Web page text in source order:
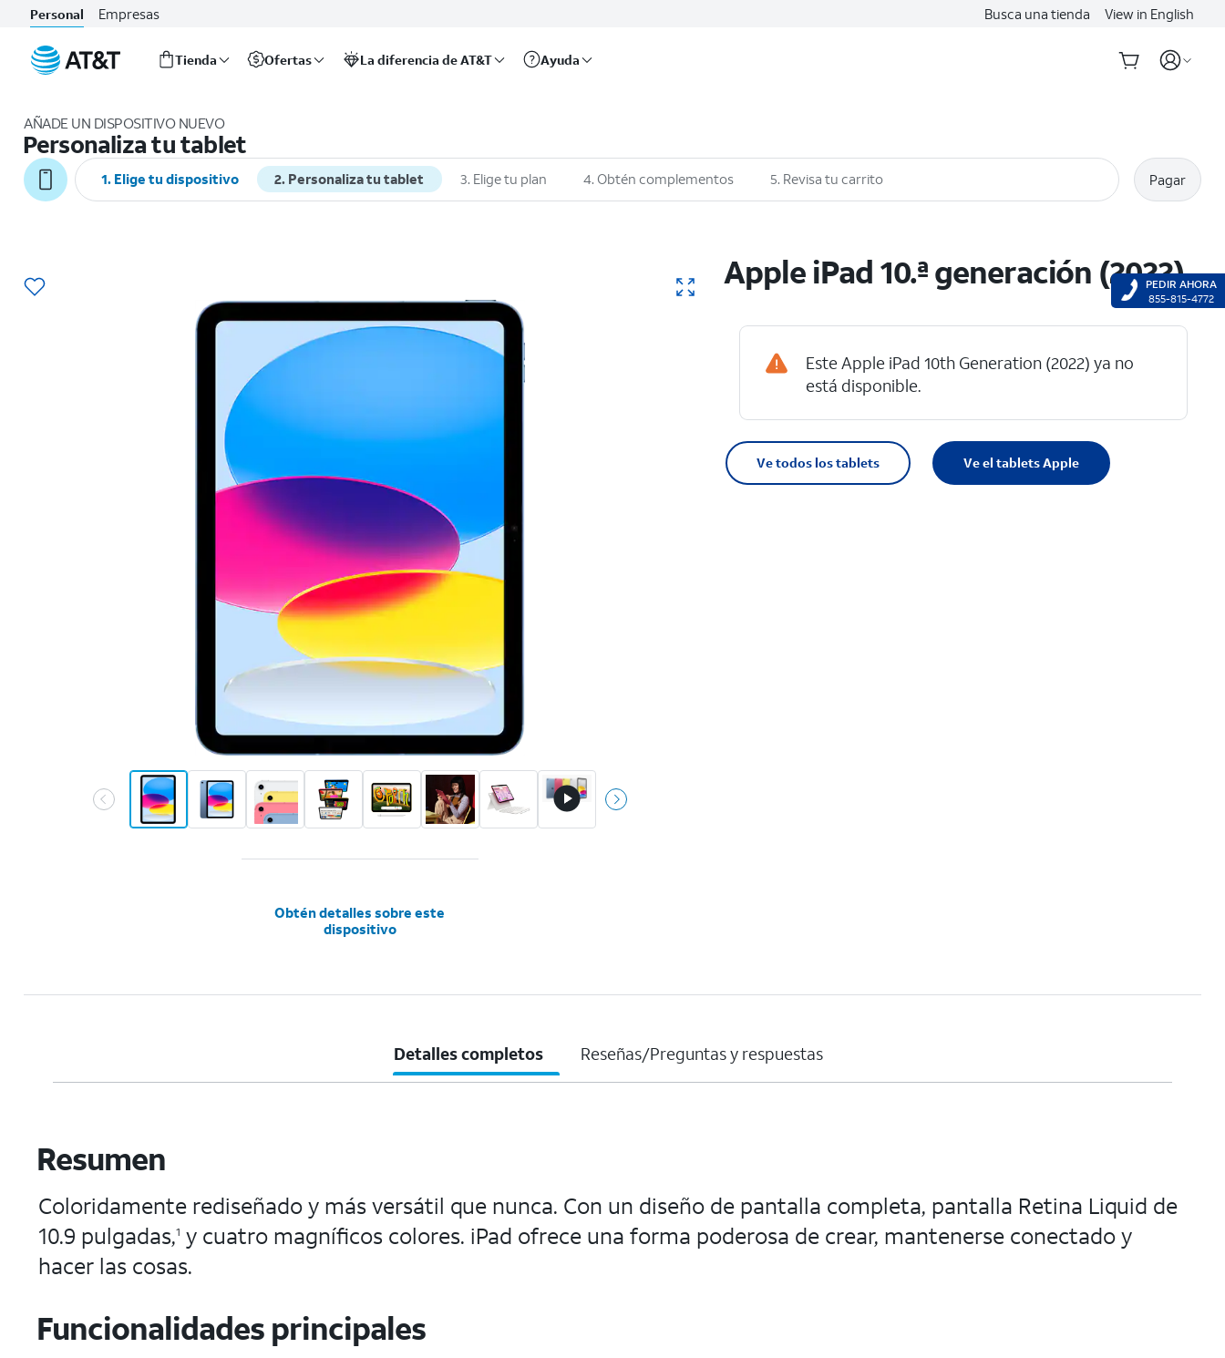
Personal Empresas Busca una tienda View in English
Tienda Ofertas La diferencia de AT&T Ayuda
AÑADE UN DISPOSITIVO NUEVO
Personaliza tu tablet
1. Elige tu dispositivo 2. Personaliza tu tablet 3. Elige tu plan 4. Obtén complementos 5. Revisa tu carrito Pagar
Obtén detalles sobre este
dispositivo
Apple iPad 10.ª generación (2022)
Este Apple iPad 10th Generation (2022) ya no
está disponible.
Ve todos los tablets Ve el tablets Apple
Detalles completos Reseñas/Preguntas y respuestas
Resumen
Coloridamente rediseñado y más versátil que nunca. Con un diseño de pantalla completa, pantalla Retina Liquid de
10.9 pulgadas,1 y cuatro magníficos colores. iPad ofrece una forma poderosa de crear, mantenerse conectado y
hacer las cosas.
Funcionalidades principales
PEDIR AHORA
855-815-4772